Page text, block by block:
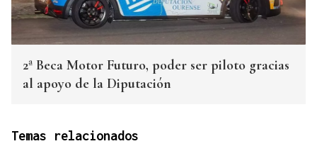
2ª Beca Motor Futuro, poder ser piloto gracias
al apoyo de la Diputación
Temas relacionados